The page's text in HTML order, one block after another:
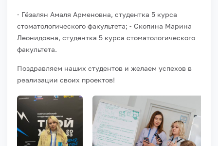
⁃ Гёзалян Амаля Арменовна, студентка 5 курса
стоматологического факультета; ⁃ Скопина Марина
Леонидовна, студентка 5 курса стоматологического
факультета.
Поздравляем наших студентов и желаем успехов в
реализации своих проектов!